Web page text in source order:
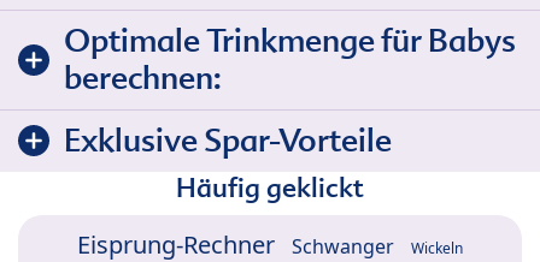
Optimale Trinkmenge für Babys
berechnen:
Exklusive Spar-Vorteile
Häufig geklickt
Eisprung-Rechner Schwanger Wickeln